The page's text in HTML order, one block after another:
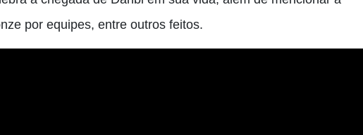
por equipes, entre outros feitos.